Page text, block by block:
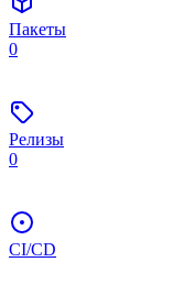
Пакеты
0
Релизы
0
CI/CD